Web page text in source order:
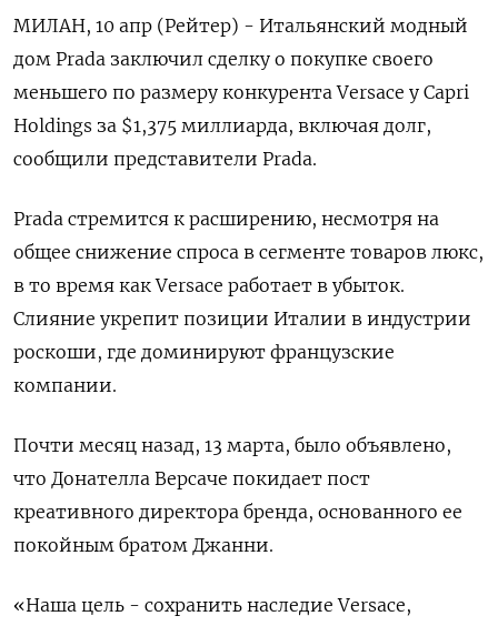
МИЛАН, 10 апр (Рейтер) - Итальянский модный
дом Prada заключил сделку о покупке своего
меньшего по размеру конкурента Versace у Capri
Holdings за $1,375 миллиарда, включая долг,
сообщили представители Prada.
Prada стремится к расширению, несмотря на
общее снижение спроса в сегменте товаров люкс,
в то время как Versace работает в убыток.
Слияние укрепит позиции Италии в индустрии
роскоши, где доминируют французские
компании.
Почти месяц назад, 13 марта, было объявлено,
что Донателла Версаче покидает пост
креативного директора бренда, основанного ее
покойным братом Джанни.
«Наша цель - сохранить наследие Versace,